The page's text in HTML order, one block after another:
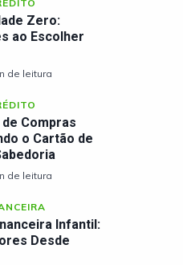
Zero:
ao Escolher
de leitura
Compras
o Cartão de
de leitura
Infantil:
Desde